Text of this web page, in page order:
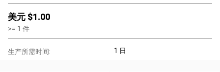
美元 $1.00
>= 1 件
生产所需时间: 1 日